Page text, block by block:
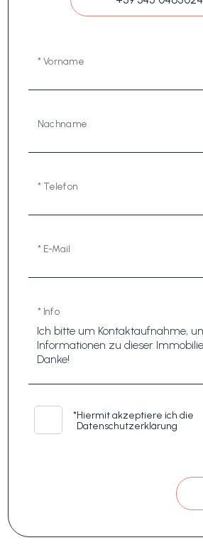
* Vorname
Nachname
* Telefon
* E-Mail
* Info
*Hiermit akzeptiere ich die
Datenschutzerklärung